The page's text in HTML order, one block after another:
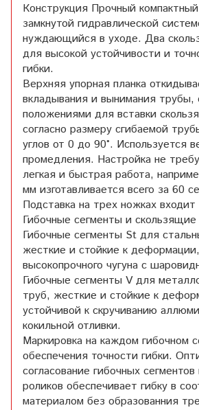
Конструкция Прочный
замкнутой гидравлической
нуждающийся в уходе. Два
для высокой устойчивости и
гибки.
Верхняя упорная планка
вкладывания и вынимания
положениями для вставки
согласно размеру сгибаемой
углов от 0 до 90°. Используется
промедления. Настройка не
легкая и быстрая работа,
мм изготавливается всего за 60
Подставка на трех ножках входит
Гибочные сегменты и скользящие
Гибочные сегменты St для
жесткие и стойкие к
высокопрочного чугуна с
Гибочные сегменты V для
труб, жесткие и стойкие к
устойчивой к скручиванию
кокильной отливки.
Маркировка на каждом гибочном
обеспечения точности гибки.
согласование гибочных
роликов обеспечивает гибку в
материалом без образованния